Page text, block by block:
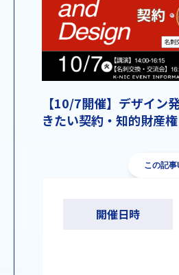
【10/7開催】デザイン
きたい契約・知的財産権
この記
開催日時